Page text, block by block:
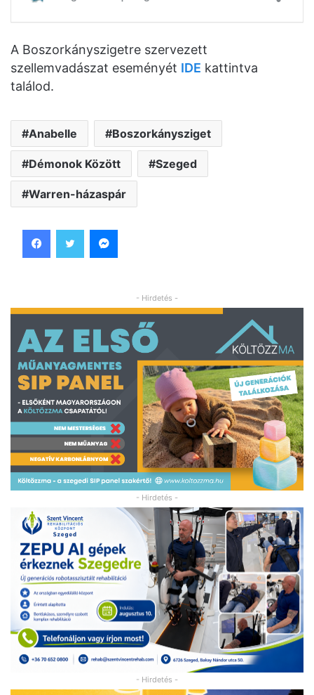
A Boszorkányszigetre szervezett
szellemvadászat eseményét IDE kattintva
találod.
Anabelle Boszorkánysziget
Démonok Között Szeged
Warren-házaspár
- Hirdetés -
- Hirdetés -
- Hirdetés -